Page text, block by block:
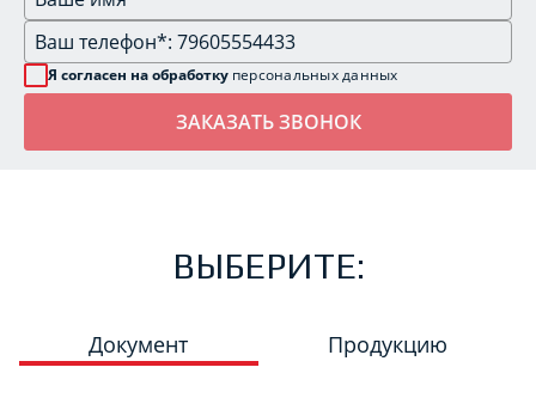
Я согласен на обработку персональных данных
ВЫБЕРИТЕ:
Документ Продукцию